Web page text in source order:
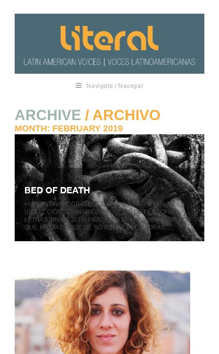
Navigate / Navegar
ARCHIVE / ARCHIVO
MONTH: FEBRUARY 2019
BED OF DEATH
• ARGENTINA RODRÍGUEZ: THE LINKS IN THE CHAIN
(COLECCIÓN SEMINARIOS, FACULTAD DE FILOSOFÍA Y
LETRAS, UNAM, 2018) PIENSO EN EL MOVIMIENTO ME TOO
QUE, HASTA DONDE SÉ, NO REÚNE ESCRITORAS,…